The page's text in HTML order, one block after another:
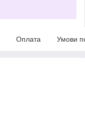
Оплата Умови